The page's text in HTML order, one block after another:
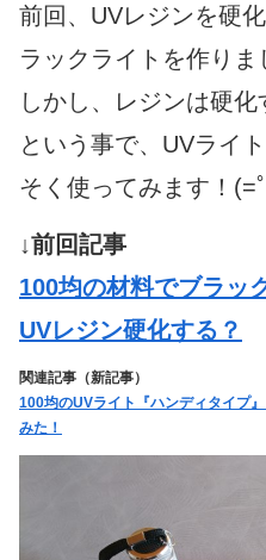
前回、UVレジンを硬
ラックライトを作りま
しかし、レジンは硬化
という事で、UVライ
そく使ってみます！(=
↓前回記事
100均の材料でブラッ
UVレジン硬化する？
関連記事（新記事）
100均のUVライト『ハンディタイプ
みた！